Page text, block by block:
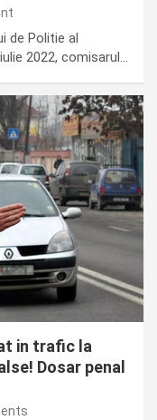
de Politie al
2022, comisarul…
in trafic la
Dosar penal